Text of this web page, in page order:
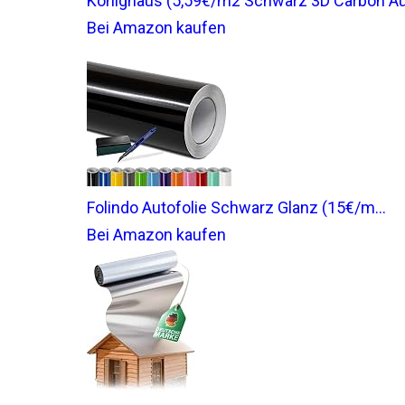
Bei Amazon kaufen
Folindo Autofolie Schwarz Glanz (15€/m...
Bei Amazon kaufen